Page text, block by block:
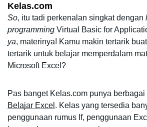
Kelas.com
So, itu tadi perkenalan singkat dengan
programming Virtual Basic for
ya, materinya! Kamu makin tertarik
tertarik untuk belajar memperdalam
Microsoft Excel?
Pas banget Kelas.com punya
Belajar Excel . Kelas yang tersedia
penggunaan rumus If, penggunaan